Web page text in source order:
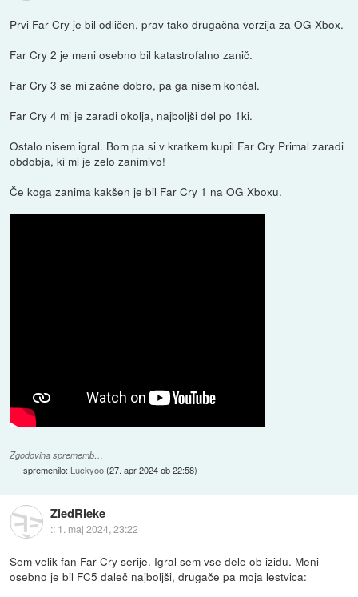
Prvi Far Cry je bil odličen, prav tako drugačna verzija za OG Xbox.
Far Cry 2 je meni osebno bil katastrofalno zanič.
Far Cry 3 se mi začne dobro, pa ga nisem končal.
Far Cry 4 mi je zaradi okolja, najboljši del po 1ki.
Ostalo nisem igral. Bom pa si v kratkem kupil Far Cry Primal zaradi
obdobja, ki mi je zelo zanimivo!
Če koga zanima kakšen je bil Far Cry 1 na OG Xboxu.
Zgodovina sprememb…
spremenilo: Luckyoo(27. apr 2024 ob 22:58)
ZiedRieke
:: 1. maj 2024, 23:22
Sem velik fan Far Cry serije. Igral sem vse dele ob izidu. Meni
osebno je bil FC5 daleč najboljši, drugače pa moja lestvica: